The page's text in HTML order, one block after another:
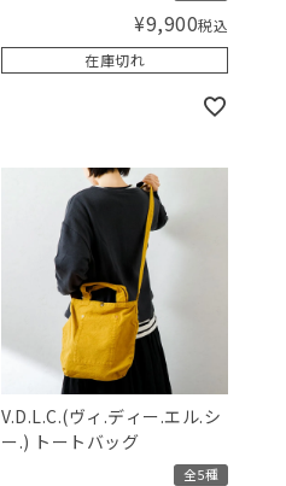
¥9,900税込
在庫切れ
V.D.L.C.(ヴィ.ディー.エル.シ
ー.) トートバッグ
全5種